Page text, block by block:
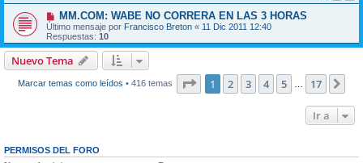
MM.COM: WABE NO CORRERA EN LAS 3 HORAS
Último mensaje por Francisco Breton « 11 Dic 2011 12:40
Respuestas: 10
Nuevo Tema
Marcar temas como leídos • 416 temas Página de 17
1 2 3 4 5 17
Ir a
PERMISOS DEL FORO